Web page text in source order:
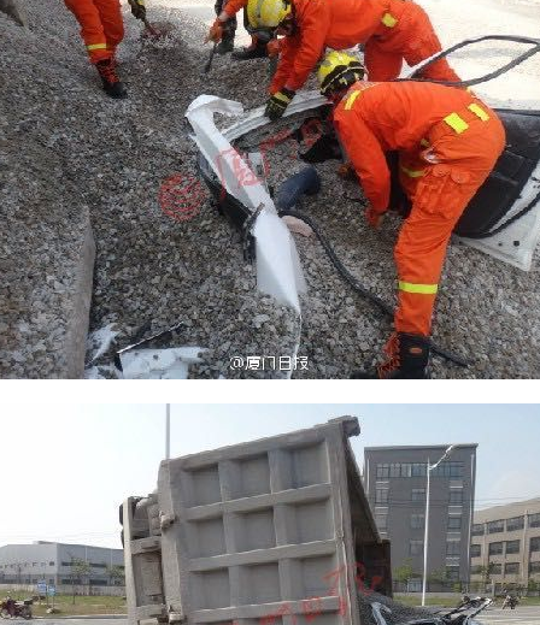
mujeres guapas
volver a nacer
accidentes
wtf
rusos
caídas
fails